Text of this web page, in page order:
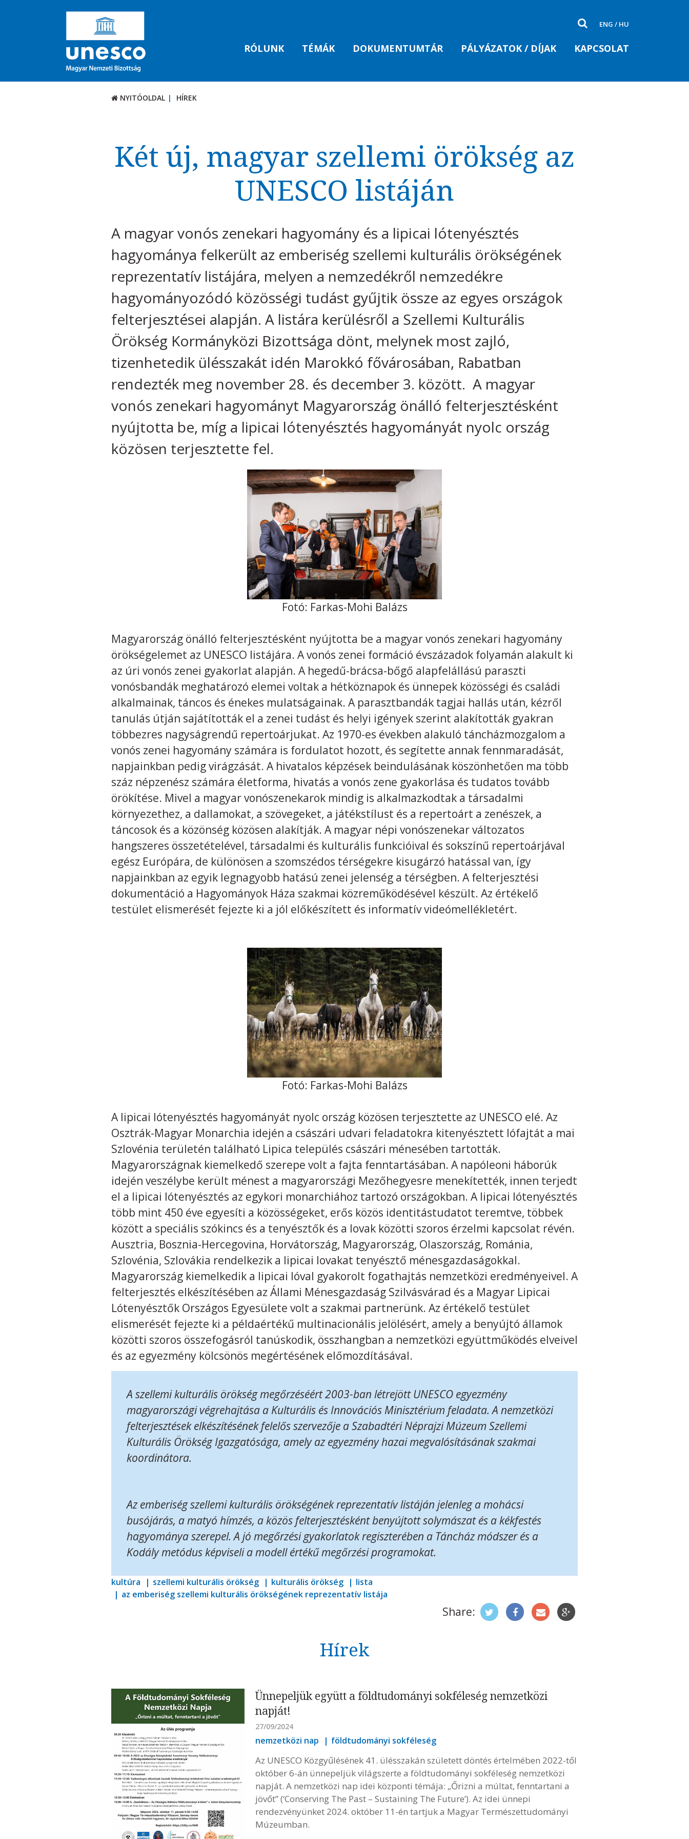
ENG / HU
RÓLUNK TÉMÁK DOKUMENTUMTÁR PÁLYÁZATOK / DÍJAK KAPCSOLAT
NYITÓOLDAL HÍREK
Két új, magyar szellemi örökség az
UNESCO listáján
A magyar vonós zenekari hagyomány és a lipicai lótenyésztés
hagyománya felkerült az emberiség szellemi kulturális örökségének
reprezentatív listájára, melyen a nemzedékről nemzedékre
hagyományozódó közösségi tudást gyűjtik össze az egyes országok
felterjesztései alapján. A listára kerülésről a Szellemi Kulturális
Örökség Kormányközi Bizottsága dönt, melynek most zajló,
tizenhetedik ülésszakát idén Marokkó fővárosában, Rabatban
rendezték meg november 28. és december 3. között. A magyar
vonós zenekari hagyományt Magyarország önálló felterjesztésként
nyújtotta be, míg a lipicai lótenyésztés hagyományát nyolc ország
közösen terjesztette fel.
Fotó: Farkas-Mohi Balázs
Magyarország önálló felterjesztésként nyújtotta be a magyar vonós zenekari hagyomány
örökségelemet az UNESCO listájára. A vonós zenei formáció évszázadok folyamán alakult ki
az úri vonós zenei gyakorlat alapján. A hegedű-brácsa-bőgő alapfelállású paraszti
vonósbandák meghatározó elemei voltak a hétköznapok és ünnepek közösségi és családi
alkalmainak, táncos és énekes mulatságainak. A parasztbandák tagjai hallás után, kézről
tanulás útján sajátították el a zenei tudást és helyi igények szerint alakították gyakran
többezres nagyságrendű repertoárjukat. Az 1970-es években alakuló táncházmozgalom a
vonós zenei hagyomány számára is fordulatot hozott, és segítette annak fennmaradását,
napjainkban pedig virágzását. A hivatalos képzések beindulásának köszönhetően ma több
száz népzenész számára életforma, hivatás a vonós zene gyakorlása és tudatos tovább
örökítése. Mivel a magyar vonószenekarok mindig is alkalmazkodtak a társadalmi
környezethez, a dallamokat, a szövegeket, a játékstílust és a repertoárt a zenészek, a
táncosok és a közönség közösen alakítják. A magyar népi vonószenekar változatos
hangszeres összetételével, társadalmi és kulturális funkcióival és sokszínű repertoárjával
egész Európára, de különösen a szomszédos térségekre kisugárzó hatással van, így
napjainkban az egyik legnagyobb hatású zenei jelenség a térségben. A felterjesztési
dokumentáció a Hagyományok Háza szakmai közreműködésével készült. Az értékelő
testület elismerését fejezte ki a jól előkészített és informatív videómellékletért.
Fotó: Farkas-Mohi Balázs
A lipicai lótenyésztés hagyományát nyolc ország közösen terjesztette az UNESCO elé. Az
Osztrák-Magyar Monarchia idején a császári udvari feladatokra kitenyésztett lófajtát a mai
Szlovénia területén található Lipica település császári ménesében tartották.
Magyarországnak kiemelkedő szerepe volt a fajta fenntartásában. A napóleoni háborúk
idején veszélybe került ménest a magyarországi Mezőhegyesre menekítették, innen terjedt
el a lipicai lótenyésztés az egykori monarchiához tartozó országokban. A lipicai lótenyésztés
több mint 450 éve egyesíti a közösségeket, erős közös identitástudatot teremtve, többek
között a speciális szókincs és a tenyésztők és a lovak közötti szoros érzelmi kapcsolat révén.
Ausztria, Bosznia-Hercegovina, Horvátország, Magyarország, Olaszország, Románia,
Szlovénia, Szlovákia rendelkezik a lipicai lovakat tenyésztő ménesgazdaságokkal.
Magyarország kiemelkedik a lipicai lóval gyakorolt fogathajtás nemzetközi eredményeivel. A
felterjesztés elkészítésében az Állami Ménesgazdaság Szilvásvárad és a Magyar Lipicai
Lótenyésztők Országos Egyesülete volt a szakmai partnerünk. Az értékelő testület
elismerését fejezte ki a példaértékű multinacionális jelölésért, amely a benyújtó államok
közötti szoros összefogásról tanúskodik, összhangban a nemzetközi együttműködés elveivel
és az egyezmény kölcsönös megértésének előmozdításával.
A szellemi kulturális örökség megőrzéséért 2003-ban létrejött UNESCO egyezmény
magyarországi végrehajtása a Kulturális és Innovációs Minisztérium feladata. A nemzetközi
felterjesztések elkészítésének felelős szervezője a Szabadtéri Néprajzi Múzeum Szellemi
Kulturális Örökség Igazgatósága, amely az egyezmény hazai megvalósításának szakmai
koordinátora.
Az emberiség szellemi kulturális örökségének reprezentatív listáján jelenleg a mohácsi
busójárás, a matyó hímzés, a közös felterjesztésként benyújtott solymászat és a kékfestés
hagyománya szerepel. A jó megőrzési gyakorlatok regiszterében a Táncház módszer és a
Kodály metódus képviseli a modell értékű megőrzési programokat.
kultúra szellemi kulturális örökség kulturális örökség
lista
az emberiség szellemi kulturális örökségének reprezentatív listája
Share:
Hírek
Ünnepeljük együtt a földtudományi sokféleség nemzetközi
napját!
27/09/2024
nemzetközi nap földtudományi sokféleség
Az UNESCO Közgyűlésének 41. ülésszakán született döntés értelmében 2022-től
október 6-án ünnepeljük világszerte a földtudományi sokféleség nemzetközi
napját. A nemzetközi nap idei központi témája: „Őrizni a múltat, fenntartani a
jövőt” (‘Conserving The Past – Sustaining The Future’). Az idei ünnepi
rendezvényünket 2024. október 11-én tartjuk a Magyar Természettudományi
Múzeumban.